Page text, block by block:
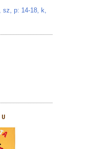
sz, p: 14-18, k,